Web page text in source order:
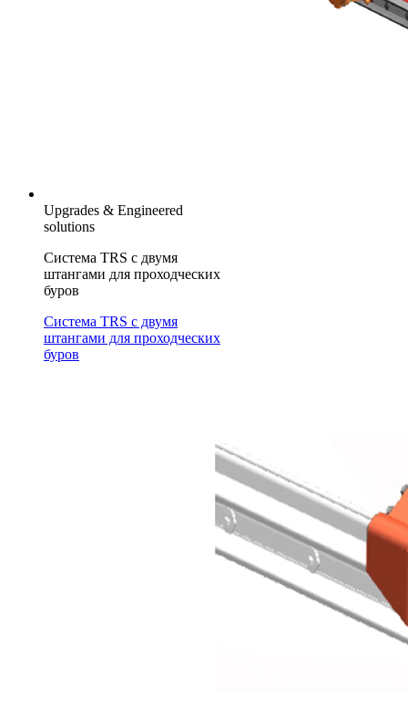
Upgrades & Engineered
solutions
Система TRS с двумя
штангами для проходческих
буров
Система TRS с двумя
штангами для проходческих
буров